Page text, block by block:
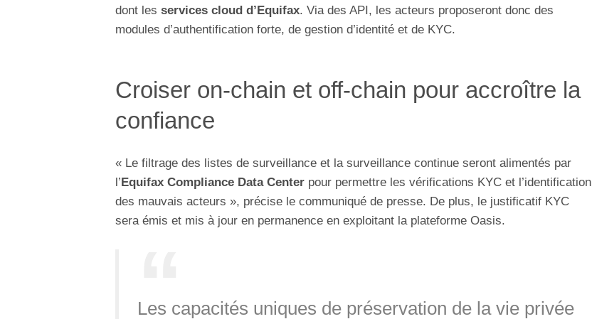
dont les services cloud d’Equifax. Via des API, les acteurs proposeront donc des
modules d’authentification forte, de gestion d’identité et de KYC.
Croiser on-chain et off-chain pour accroître la
confiance
« Le filtrage des listes de surveillance et la surveillance continue seront alimentés par
l’ Equifax Compliance Data Center pour permettre les vérifications KYC et l’identification
des mauvais acteurs », précise le communiqué de presse. De plus, le justificatif KYC
sera émis et mis à jour en permanence en exploitant la plateforme Oasis.
Les capacités uniques de préservation de la vie privée